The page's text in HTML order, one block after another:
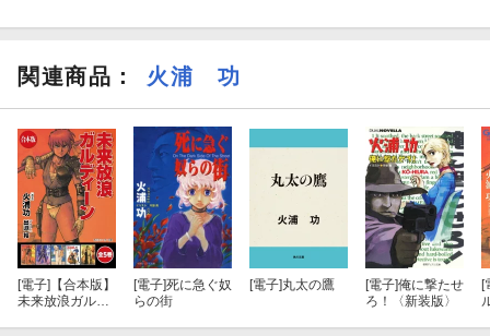
関連商品 ： 火浦 功
[電子] 【合本版】
未来放浪ガルデ
[電子]死に急ぐ奴
らの街
[電子]丸太の鷹 [電子]俺に撃たせ
ろ！〈新装版〉
[